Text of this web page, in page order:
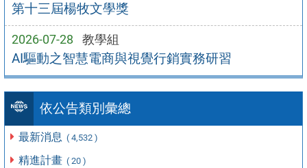
第十三屆楊牧文學獎
2026-07-28 教學組
AI驅動之智慧電商與視覺行銷實務研習
依公告類別彙總
最新消息 ( 4,532 )
精進計畫 ( 20 )